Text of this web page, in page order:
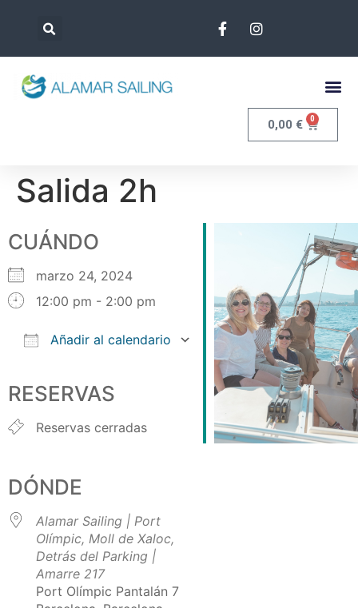
0,00 € 0
Salida 2h
CUÁNDO
marzo 24, 2024
12:00 pm - 2:00 pm
Añadir al calendario
Office 365Outlook Live
RESERVAS
Reservas cerradas
DÓNDE
Alamar Sailing | Port
Olímpic, Moll de Xaloc,
Detrás del Parking |
Amarre 217
Port Olímpic Pantalán 7